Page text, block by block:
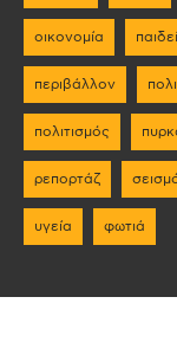
οικονομία
περιβάλλον
πολιτισμός
ρεπορτάζ
υγεία φωτιά